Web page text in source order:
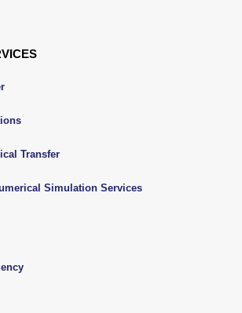
Transfer
Simulation Services